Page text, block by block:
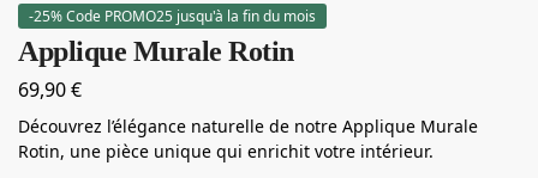
-25% Code PROMO25 jusqu'à la fin du mois
Applique Murale Rotin
69,90€
Découvrez l’élégance naturelle de notre Applique Murale
Rotin, une pièce unique qui enrichit votre intérieur.